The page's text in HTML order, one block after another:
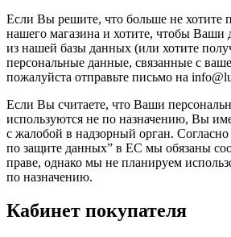
Если Вы решите, что больше не хотите
нашего магазина и хотите, чтобы
из нашей базы данных (или хотите
персональные данные, связанные с
пожалуйста отправьте письмо на
Если Вы считаете, что Ваши
используются не по назначению, Вы
с жалобой в надзорный орган.
по защите данных” в ЕС мы обязаны
праве, однако мы не планируем
по назначению.
Кабинет покупателя